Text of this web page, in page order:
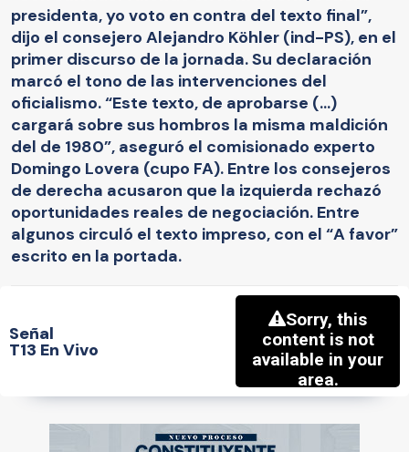
presidenta, yo voto en contra del texto final”,
dijo el consejero Alejandro Köhler (ind-PS), en el
primer discurso de la jornada. Su declaración
marcó el tono de las intervenciones del
oficialismo. “Este texto, de aprobarse (…)
cargará sobre sus hombros la misma maldición
del de 1980”, aseguró el comisionado experto
Domingo Lovera (cupo FA). Entre los consejeros
de derecha acusaron que la izquierda rechazó
oportunidades reales de negociación. Entre
algunos circuló el texto impreso, con el “A favor”
escrito en la portada.
Señal
T13 En Vivo